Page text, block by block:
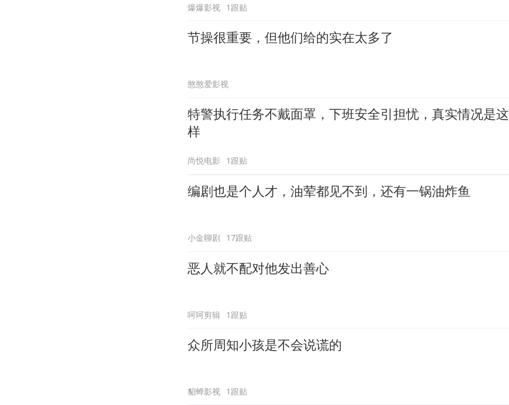
爆爆影视 1跟贴
节操很重要，但他们给的实在太多了
憨憨爱影视
特警执行任务不戴面罩，下班安全引担忧，真实情况是这
样
尚悦电影 1跟贴
编剧也是个人才，油荤都见不到，还有一锅油炸鱼
小金聊剧 17跟贴
恶人就不配对他发出善心
呵呵剪辑 1跟贴
众所周知小孩是不会说谎的
貂蝉影视 1跟贴